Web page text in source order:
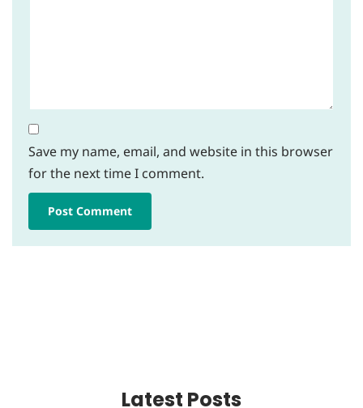
Save my name, email, and website in this browser
for the next time I comment.
Latest Posts